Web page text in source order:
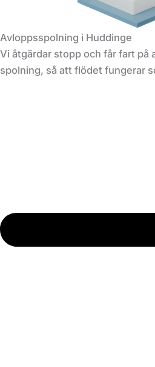
Avloppsspolning i Huddinge
Vi åtgärdar stopp och får fart på
spolning, så att flödet fungerar